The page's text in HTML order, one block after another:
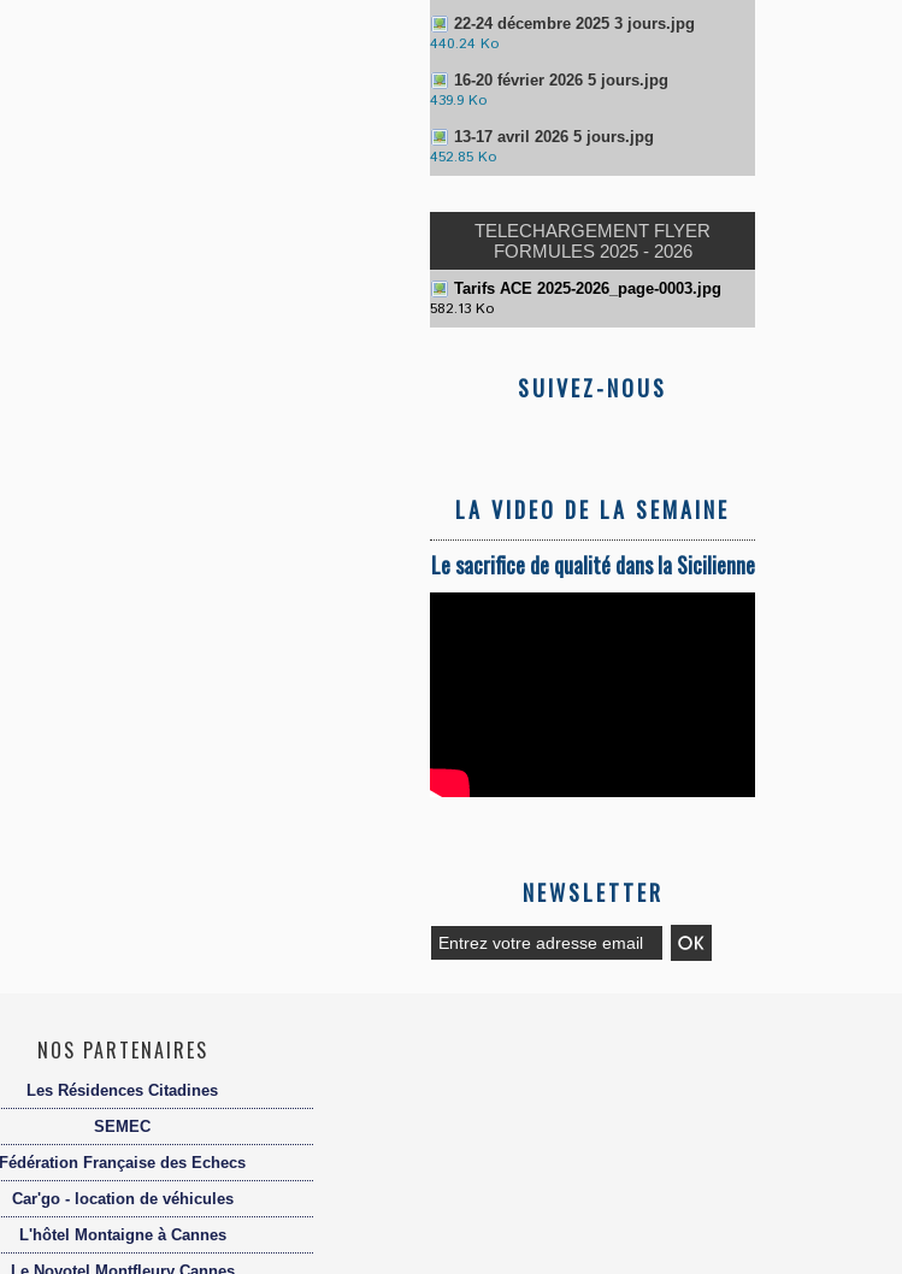
22-24 décembre 2025 3 jours.jpg
440.24 Ko
16-20 février 2026 5 jours.jpg
439.9 Ko
13-17 avril 2026 5 jours.jpg
452.85 Ko
TELECHARGEMENT FLYER
FORMULES 2025 - 2026
Tarifs ACE 2025-2026_page-0003.jpg
582.13 Ko
SUIVEZ-NOUS
LA VIDEO DE LA SEMAINE
Le sacrifice de qualité dans la Sicilienne
NEWSLETTER
NOS PARTENAIRES
Les Résidences Citadines
SEMEC
Fédération Française des Echecs
Car'go - location de véhicules
L'hôtel Montaigne à Cannes